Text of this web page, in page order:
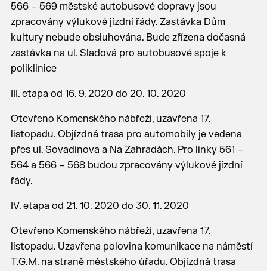
566 – 569 městské autobusové dopravy jsou
zpracovány výlukové jízdní řády. Zastávka Dům
kultury nebude obsluhována. Bude zřízena dočasná
zastávka na ul. Sladová pro autobusové spoje k
poliklinice
III. etapa od 16. 9. 2020 do 20. 10. 2020
Otevřeno Komenského nábřeží, uzavřena 17.
listopadu. Objízdná trasa pro automobily je vedena
přes ul. Sovadinova a Na Zahradách. Pro linky 561 –
564 a 566 – 568 budou zpracovány výlukové jízdní
řády.
IV. etapa od 21. 10. 2020 do 30. 11. 2020
Otevřeno Komenského nábřeží, uzavřena 17.
listopadu. Uzavřena polovina komunikace na náměstí
T.G.M. na straně městského úřadu. Objízdná trasa